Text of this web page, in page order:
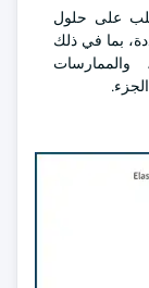
على حلول
بما في ذلك
والممارسات